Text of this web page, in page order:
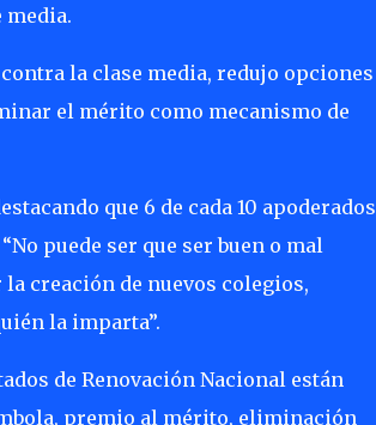
media.
la clase media, redujo opciones
el mérito como mecanismo de
que 6 de cada 10 apoderados
puede ser que ser buen o mal
creación de nuevos colegios,
la imparta”.
de Renovación Nacional están
premio al mérito, eliminación